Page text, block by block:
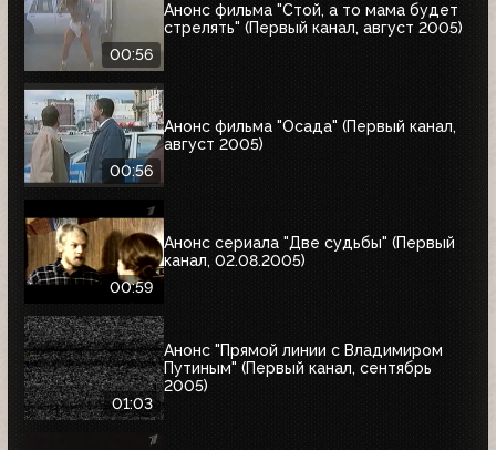
00:56
Анонс фильма "Стой, а то мама будет
стрелять" (Первый канал, август 2005)
00:56
Анонс фильма "Осада" (Первый канал,
август 2005)
00:59
Анонс сериала "Две судьбы" (Первый
канал, 02.08.2005)
01:03
Анонс "Прямой линии с Владимиром
Путиным" (Первый канал, сентябрь
2005)